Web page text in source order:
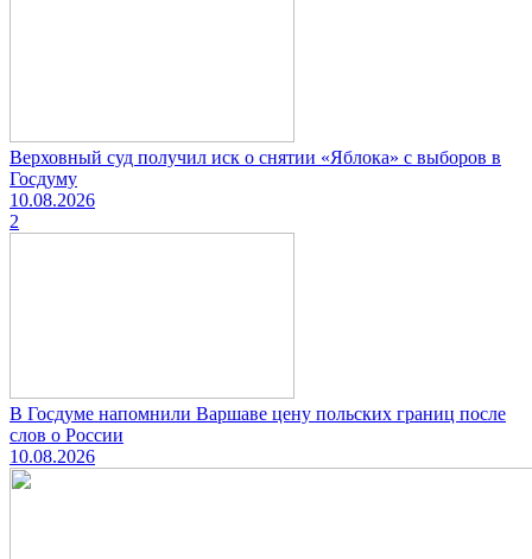
Верховный суд получил иск о снятии «Яблока» с выборов в
Госдуму
10.08.2026
2
В Госдуме напомнили Варшаве цену польских границ после
слов о России
10.08.2026